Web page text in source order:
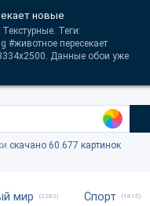
новые
Теги:
#животное пересекает
Данные обои уже
скачано 60.677 картинок
мир (2282) Спорт (1815)